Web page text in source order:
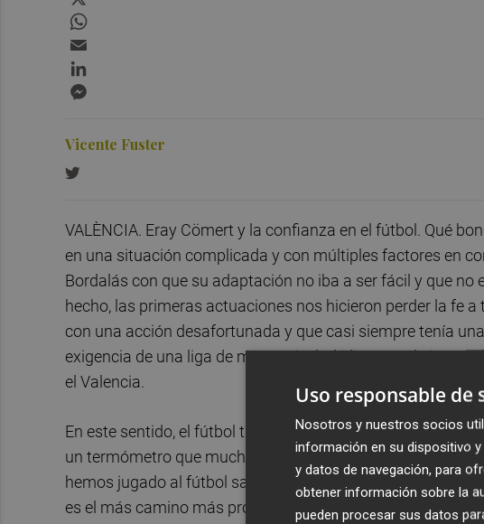
Vicente Fuster
VALÈNCIA. Eray Cömert y la confianza en el fútbol. Qué
en una situación complicada y con múltiples factores en
Bordalás con que su adaptación no iba a ser fácil y que
hecho, las primeras actuaciones nos hicieron perder la fe
con una acción desafortunada y que casi siempre tenía
exigencia de una liga de mayor nivel, el idioma o el
el Valencia.
En este sentido, el fútbol tiene estas cosas y por eso nos
un termómetro que muchas veces nos sorprende de lo
hemos jugado al fútbol sabemos que es muy difícil
es el más camino más probable para fracasar.
Uso responsable de
Nosotros y nuestros socios
información en su dispositivo
y datos de navegación, para
obtener información sobre la
pueden procesar sus datos